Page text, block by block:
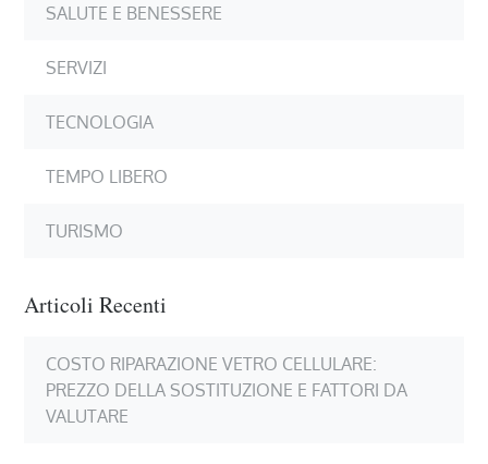
SALUTE E BENESSERE
SERVIZI
TECNOLOGIA
TEMPO LIBERO
TURISMO
Articoli Recenti
COSTO RIPARAZIONE VETRO CELLULARE:
PREZZO DELLA SOSTITUZIONE E FATTORI DA
VALUTARE